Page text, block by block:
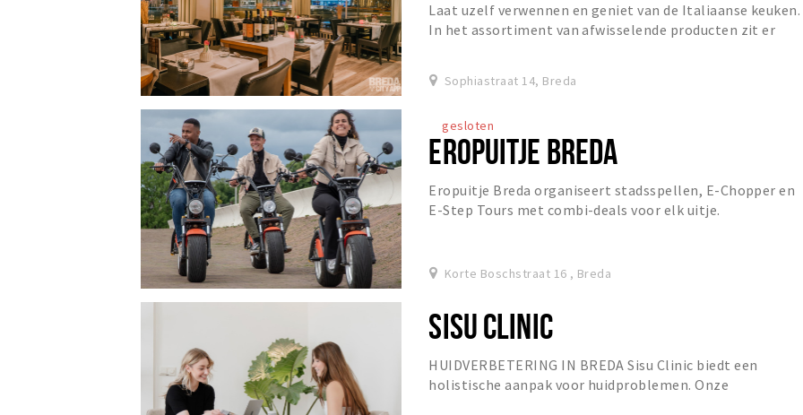
Laat uzelf verwennen en geniet van de Italiaanse keuken.
In het assortiment van afwisselende producten zit er
Sophiastraat 14, Breda
gesloten
EROPUITJE BREDA
Eropuitje Breda organiseert stadsspellen, E-Chopper en
E-Step Tours met combi-deals voor elk uitje.
Korte Boschstraat 16 , Breda
SISU CLINIC
HUIDVERBETERING IN BREDA Sisu Clinic biedt een
holistische aanpak voor huidproblemen. Onze